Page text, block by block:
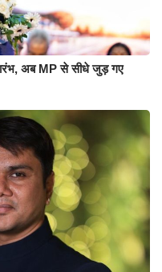
अब MP से सीधे जुड़ गए